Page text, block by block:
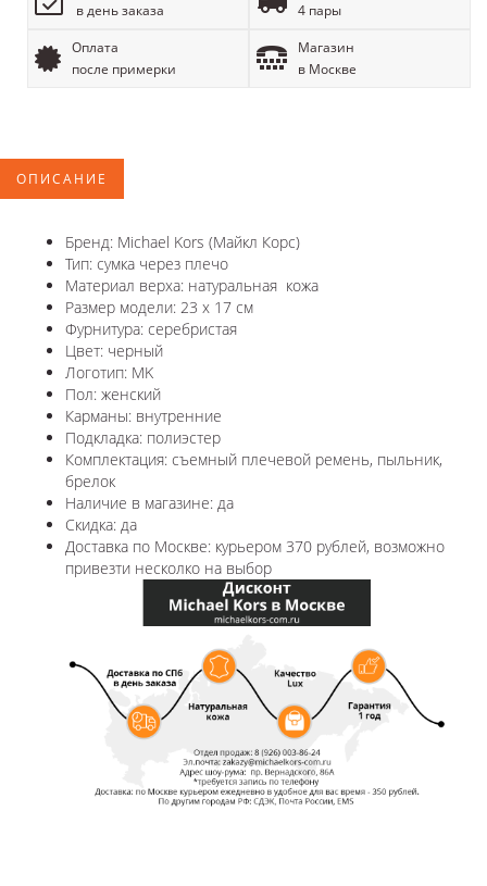
в день заказа
4 пары
Оплата
после примерки
Магазин
в Москве
ОПИСАНИЕ
Бренд: Michael Kors (Майкл Корс)
Тип: сумка через плечо
Материал верха: натуральная кожа
Размер модели: 23 х 17 см
Фурнитура: серебристая
Цвет: черный
Логотип: MK
Пол: женский
Карманы: внутренние
Подкладка: полиэстер
Комплектация: съемный плечевой ремень, пыльник,
брелок
Наличие в магазине: да
Скидка: да
Доставка по Москве: курьером 370 рублей, возможно
привезти несколко на выбор